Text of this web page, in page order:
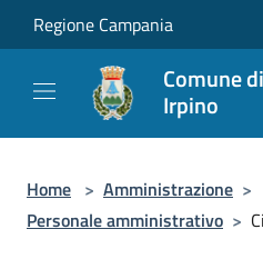
Salta al contenuto principale
Regione Campania
Comune
Irpino
Home > Amministrazione >
Personale amministrativo >